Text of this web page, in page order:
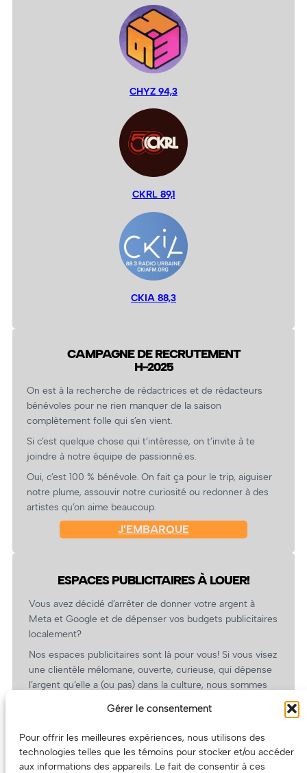
Gérer le consentement
Pour offrir les meilleures expériences, nous utilisons des
technologies telles que les témoins pour stocker et/ou accéder
aux informations des appareils. Le fait de consentir à ces
CHYZ 94,3
CKRL 89,1
CKIA 88,3
CAMPAGNE DE RECRUTEMENT
H-2025
On est à la recherche de rédactrices et de rédacteurs
bénévoles pour ne rien manquer de la saison
complètement folle qui s’en vient.
Si c’est quelque chose qui t’intéresse, on t’invite à te
joindre à notre équipe de passionné.es.
Oui, c’est 100 % bénévole. On fait ça pour le trip, aiguiser
notre plume, assouvir notre curiosité ou redonner à des
artistes qu’on aime beaucoup.
J’EMBARQUE
ESPACES PUBLICITAIRES À LOUER!
Vous avez décidé d’arrêter de donner votre argent à
Meta et Google et de dépenser vos budgets publicitaires
localement?
Nos espaces publicitaires sont là pour vous! Si vous visez
une clientèle mélomane, ouverte, curieuse, qui dépense
l’argent qu’elle a (ou pas) dans la culture, nous sommes
revient.
(Oui, on va avoir des tarifs spéciaux pour vous, les